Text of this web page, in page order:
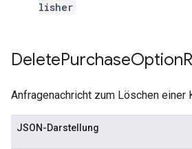
lisher
DeletePurchaseOption
Anfragenachricht zum Löschen einer
JSON-Darstellung